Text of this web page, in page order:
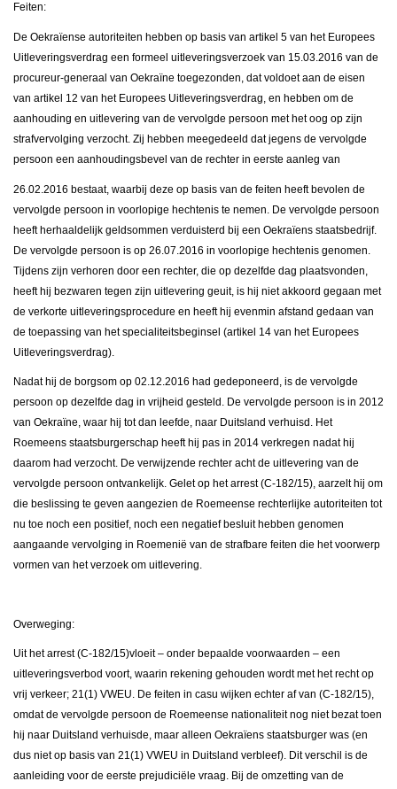
Feiten:
De Oekraïense autoriteiten hebben op basis van artikel 5 van het Europees
Uitleveringsverdrag een formeel uitleveringsverzoek van 15.03.2016 van de
procureur-generaal van Oekraïne toegezonden, dat voldoet aan de eisen
van artikel 12 van het Europees Uitleveringsverdrag, en hebben om de
aanhouding en uitlevering van de vervolgde persoon met het oog op zijn
strafvervolging verzocht. Zij hebben meegedeeld dat jegens de vervolgde
persoon een aanhoudingsbevel van de rechter in eerste aanleg van
26.02.2016 bestaat, waarbij deze op basis van de feiten heeft bevolen de
vervolgde persoon in voorlopige hechtenis te nemen. De vervolgde persoon
heeft herhaaldelijk geldsommen verduisterd bij een Oekraïens staatsbedrijf.
De vervolgde persoon is op 26.07.2016 in voorlopige hechtenis genomen.
Tijdens zijn verhoren door een rechter, die op dezelfde dag plaatsvonden,
heeft hij bezwaren tegen zijn uitlevering geuit, is hij niet akkoord gegaan met
de verkorte uitleveringsprocedure en heeft hij evenmin afstand gedaan van
de toepassing van het specialiteitsbeginsel (artikel 14 van het Europees
Uitleveringsverdrag).
Nadat hij de borgsom op 02.12.2016 had gedeponeerd, is de vervolgde
persoon op dezelfde dag in vrijheid gesteld. De vervolgde persoon is in 2012
van Oekraïne, waar hij tot dan leefde, naar Duitsland verhuisd. Het
Roemeens staatsburgerschap heeft hij pas in 2014 verkregen nadat hij
daarom had verzocht. De verwijzende rechter acht de uitlevering van de
vervolgde persoon ontvankelijk. Gelet op het arrest (C-182/15), aarzelt hij om
die beslissing te geven aangezien de Roemeense rechterlijke autoriteiten tot
nu toe noch een positief, noch een negatief besluit hebben genomen
aangaande vervolging in Roemenië van de strafbare feiten die het voorwerp
vormen van het verzoek om uitlevering.
Overweging:
Uit het arrest (C-182/15)vloeit – onder bepaalde voorwaarden – een
uitleveringsverbod voort, waarin rekening gehouden wordt met het recht op
vrij verkeer; 21(1) VWEU. De feiten in casu wijken echter af van (C-182/15),
omdat de vervolgde persoon de Roemeense nationaliteit nog niet bezat toen
hij naar Duitsland verhuisde, maar alleen Oekraïens staatsburger was (en
dus niet op basis van 21(1) VWEU in Duitsland verbleef). Dit verschil is de
aanleiding voor de eerste prejudiciële vraag. Bij de omzetting van de